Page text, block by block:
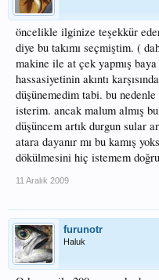
öncelikle ilginize teşekkür
diye bu takımı seçmiştim. (
makine ile at çek yapmış
hassasiyetinin akıntı
düşünemedim tabi. bu
isterim. ancak malum almış
düşüncem artık durgun sular
atara dayanır mı bu kamış
dökülmesini hiç istemem
11 Aralık 2009
furunotr
Haluk